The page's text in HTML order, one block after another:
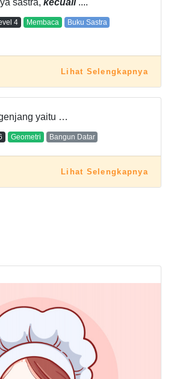
sastra, kecuali ....
4 Membaca
Buku Sastra
Lihat Selengkapnya
yaitu …
Geometri Bangun Datar
Lihat Selengkapnya